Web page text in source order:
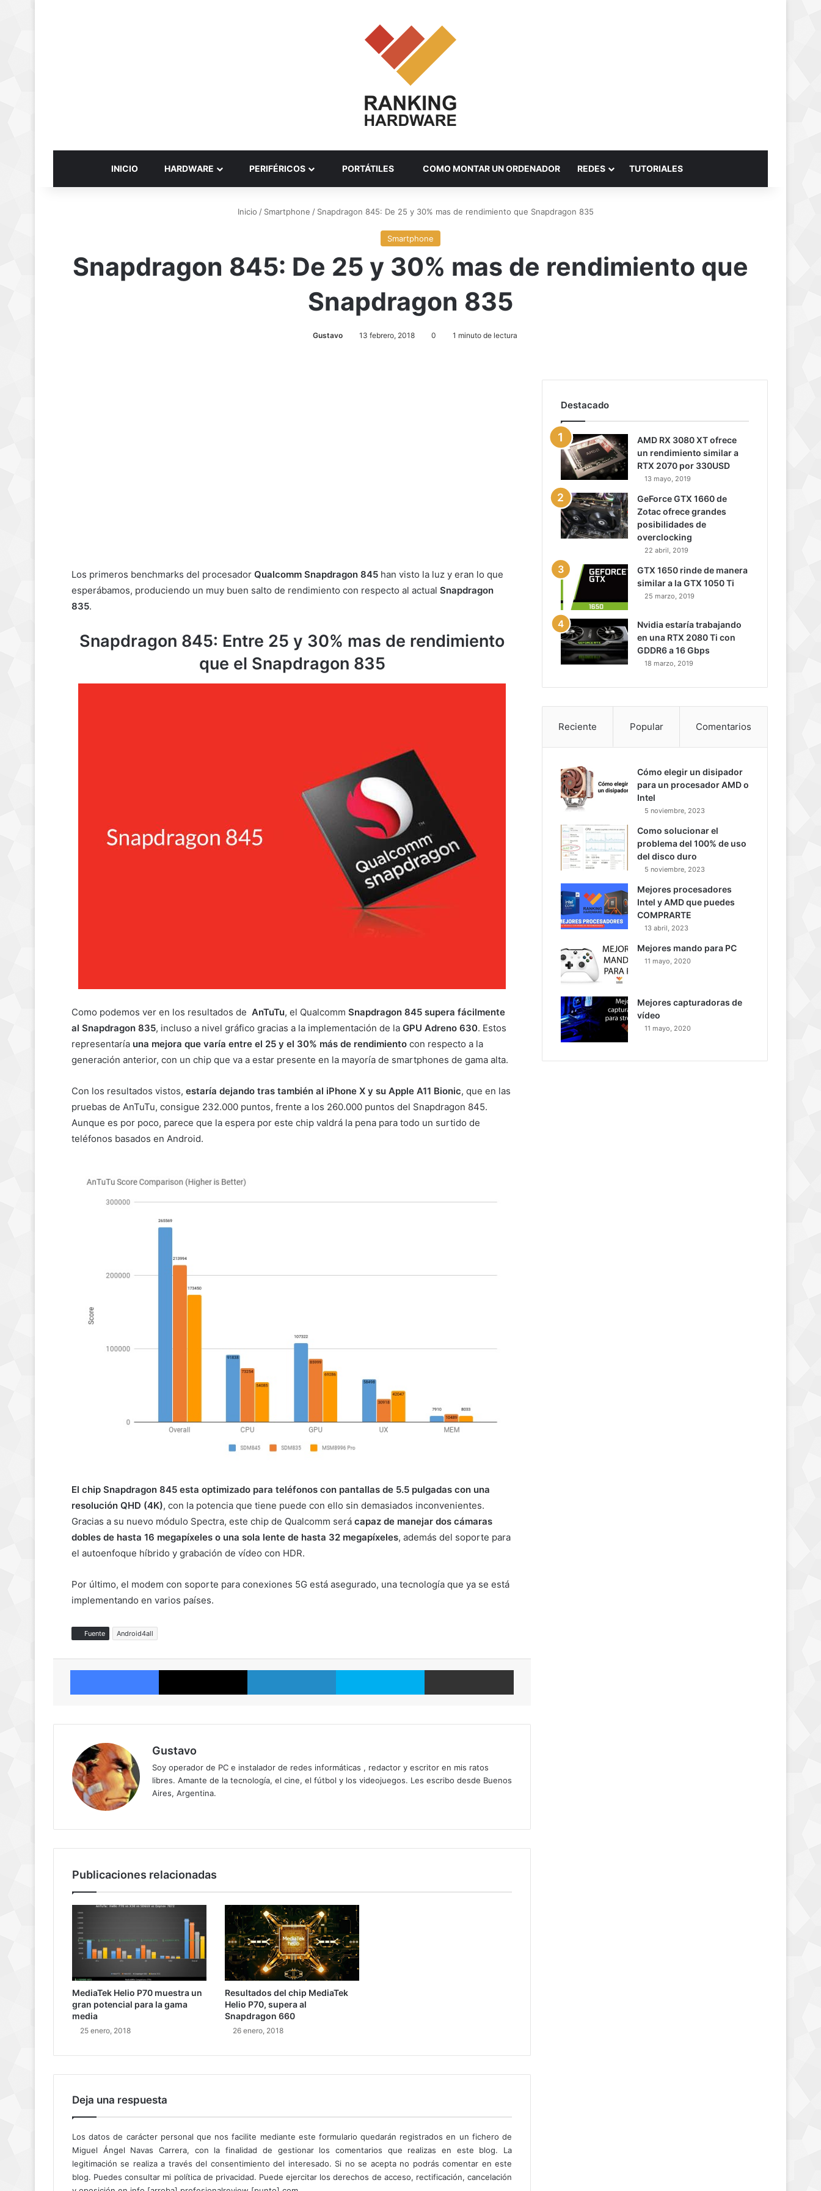
INICIO HARDWARE PERIFÉRICOS PORTÁTILES COMO MONTAR UN ORDENADOR REDES TUTORIALES
Inicio / Smartphone / Snapdragon 845: De 25 y 30% mas de rendimiento que Snapdragon 835
Smartphone
Snapdragon 845: De 25 y 30% mas de rendimiento que
Snapdragon 835
Gustavo 13 febrero, 2018 0 1 minuto de lectura
Los primeros benchmarks del procesador Qualcomm Snapdragon 845 han visto la luz y eran lo que
esperábamos, produciendo un muy buen salto de rendimiento con respecto al actual Snapdragon
835.
Snapdragon 845: Entre 25 y 30% mas de rendimiento
que el Snapdragon 835
Como podemos ver en los resultados de AnTuTu, el Qualcomm Snapdragon 845 supera fácilmente
al Snapdragon 835, incluso a nivel gráfico gracias a la implementación de la GPU Adreno 630. Estos
representaría una mejora que varía entre el 25 y el 30% más de rendimiento con respecto a la
generación anterior, con un chip que va a estar presente en la mayoría de smartphones de gama alta.
Con los resultados vistos, estaría dejando tras también al iPhone X y su Apple A11 Bionic, que en las
pruebas de AnTuTu, consigue 232.000 puntos, frente a los 260.000 puntos del Snapdragon 845.
Aunque es por poco, parece que la espera por este chip valdrá la pena para todo un surtido de
teléfonos basados en Android.
El chip Snapdragon 845 esta optimizado para teléfonos con pantallas de 5.5 pulgadas con una
resolución QHD (4K), con la potencia que tiene puede con ello sin demasiados inconvenientes.
Gracias a su nuevo módulo Spectra, este chip de Qualcomm será capaz de manejar dos cámaras
dobles de hasta 16 megapíxeles o una sola lente de hasta 32 megapíxeles, además del soporte para
el autoenfoque híbrido y grabación de vídeo con HDR.
Por último, el modem con soporte para conexiones 5G está asegurado, una tecnología que ya se está
implementando en varios países.
Fuente Android4all
Facebook X LinkedIn Skype
Gustavo
Soy operador de PC e instalador de redes informáticas , redactor y escritor en mis ratos
libres. Amante de la tecnología, el cine, el fútbol y los videojuegos. Les escribo desde Buenos
Aires, Argentina.
Publicaciones relacionadas
MediaTek Helio P70 muestra un
gran potencial para la gama
media
25 enero, 2018
Resultados del chip MediaTek
Helio P70, supera al
Snapdragon 660
26 enero, 2018
Deja una respuesta
Los datos de carácter personal que nos facilite mediante este formulario quedarán registrados en un fichero de
Miguel Ángel Navas Carrera, con la finalidad de gestionar los comentarios que realizas en este blog. La
legitimación se realiza a través del consentimiento del interesado. Si no se acepta no podrás comentar en este
blog. Puedes consultar mi política de privacidad. Puede ejercitar los derechos de acceso, rectificación, cancelación
Destacado
AMD RX 3080 XT ofrece
un rendimiento similar a
RTX 2070 por 330USD
13 mayo, 2019
GeForce GTX 1660 de
Zotac ofrece grandes
posibilidades de
overclocking
22 abril, 2019
GTX 1650 rinde de manera
similar a la GTX 1050 Ti
25 marzo, 2019
Nvidia estaría trabajando
en una RTX 2080 Ti con
GDDR6 a 16 Gbps
18 marzo, 2019
Reciente Popular Comentarios
Cómo elegir un disipador
para un procesador AMD o
Intel
5 noviembre, 2023
Como solucionar el
problema del 100% de uso
del disco duro
5 noviembre, 2023
Mejores procesadores
Intel y AMD que puedes
COMPRARTE
13 abril, 2023
Mejores mando para PC
11 mayo, 2020
Mejores capturadoras de
vídeo
11 mayo, 2020